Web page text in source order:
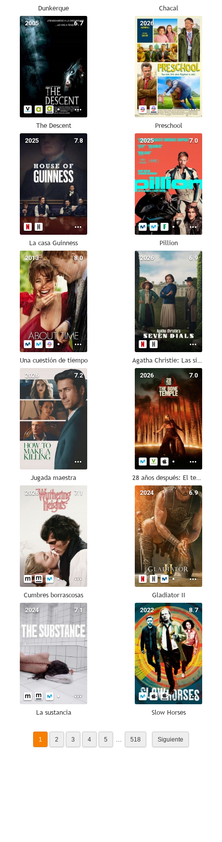
Dunkerque Chacal
6.7
2005
The Descent
--
2026
Preschool
7.8
2025
La casa Guinness
7.0
2025
Pillion
8.0
2013
Una cuestión de tiempo
6.9
2026
Agatha Christie: Las siete esferas
7.2
2026
Jugada maestra
7.0
2026
28 años después: El templo de los huesos
7.1
2026
Cumbres borrascosas
6.9
2024
Gladiator II
7.1
2024
La sustancia
8.7
2022
Slow Horses
1 2 3 4 5 ... 518 Siguiente